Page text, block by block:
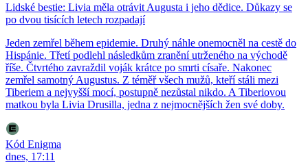
Lidské bestie: Livia měla otrávit Augusta i jeho dědice. Důkazy se
po dvou tisících letech rozpadají
Jeden zemřel během epidemie. Druhý náhle onemocněl na cestě do
Hispánie. Třetí podlehl následkům zranění utrženého na východě
říše. Čtvrtého zavraždil voják krátce po smrti císaře. Nakonec
zemřel samotný Augustus. Z téměř všech mužů, kteří stáli mezi
Tiberiem a nejvyšší mocí, postupně nezůstal nikdo. A Tiberiovou
matkou byla Livia Drusilla, jedna z nejmocnějších žen své doby.
Kód Enigma
dnes, 17:11